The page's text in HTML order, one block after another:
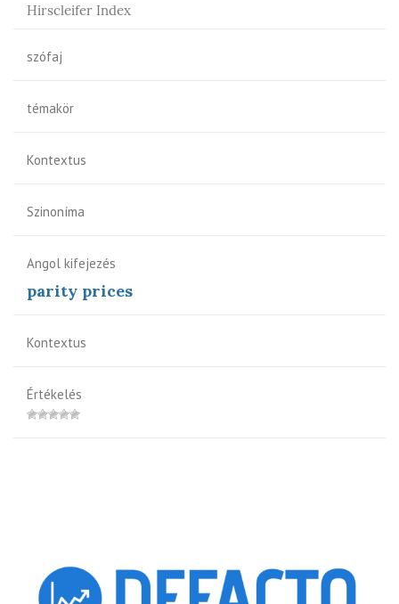
Hirscleifer Index
szófaj
témakör
Kontextus
Szinoníma
Angol kifejezés
parity prices
Kontextus
Értékelés